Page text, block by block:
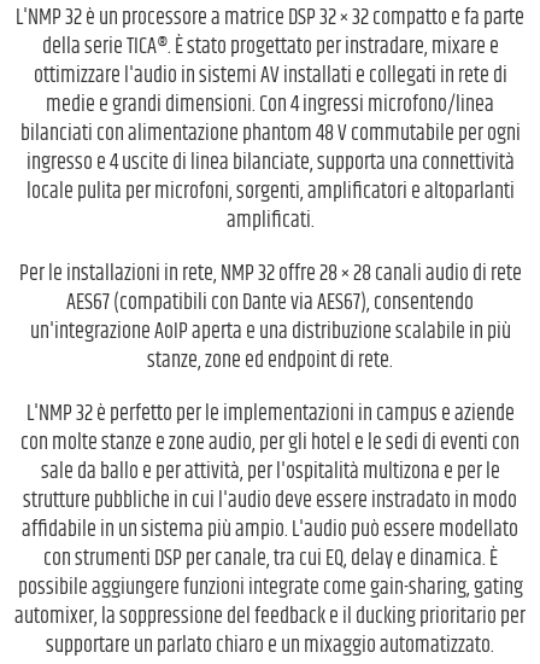
L'NMP 32 è un processore a matrice DSP 32 × 32 compatto e fa parte
della serie TICA®. È stato progettato per instradare, mixare e
ottimizzare l'audio in sistemi AV installati e collegati in rete di
medie e grandi dimensioni. Con 4 ingressi microfono/linea
bilanciati con alimentazione phantom 48 V commutabile per ogni
ingresso e 4 uscite di linea bilanciate, supporta una connettività
locale pulita per microfoni, sorgenti, amplificatori e altoparlanti
amplificati.
Per le installazioni in rete, NMP 32 offre 28 × 28 canali audio di rete
AES67 (compatibili con Dante via AES67), consentendo
un'integrazione AoIP aperta e una distribuzione scalabile in più
stanze, zone ed endpoint di rete.
L'NMP 32 è perfetto per le implementazioni in campus e aziende
con molte stanze e zone audio, per gli hotel e le sedi di eventi con
sale da ballo e per attività, per l'ospitalità multizona e per le
strutture pubbliche in cui l'audio deve essere instradato in modo
affidabile in un sistema più ampio. L'audio può essere modellato
con strumenti DSP per canale, tra cui EQ, delay e dinamica. È
possibile aggiungere funzioni integrate come gain-sharing, gating
automixer, la soppressione del feedback e il ducking prioritario per
supportare un parlato chiaro e un mixaggio automatizzato.